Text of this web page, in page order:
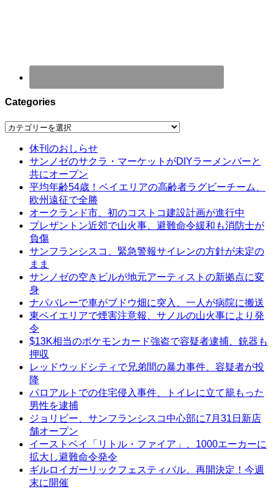
Categories
Categories
休刊のおしらせ
サンノゼのサクラ・マーケットがDIYラーメンバーと
共にオープン
平均年齢54歳！ベイエリアの高齢者ラグビーチーム、
欧州遠征で全勝
オークランド市、初のコストコ建設計画が進行中
プレザントン近郊で山火事、避難命令緩和も消防士が
負傷
サンフランシスコ、緊急警報サイレンの方針が未定の
まま
サンノゼの空きビルが地元アーティストの新拠点に変
身
ナパバレーで車がブドウ畑に突入、一人が病院に搬送
東ベイエリアで煙害注意報、サノルの山火事により発
令
$13K相当のポケモンカード強盗で容疑者逮捕、銃器も
押収
レッドウッドシティで兄弟間の暴力事件、容疑者が投
降
パロアルトでの住宅侵入事件、トイレに立て籠もった
男性を逮捕
ジョリビー、サンフランシスコ中心部に7月31日新店
舗オープン
イーストベイ「リトル・ファイア」、1000エーカーに
拡大し避難命令発令
ギルロイガーリックフェスティバル、再開決定！今週
末に開催